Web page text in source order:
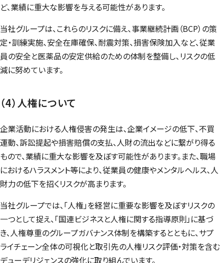
ど、業績に重大な影響を与える可能性があります。
当社グループは、これらのリスクに備え、事業継続計画（BCP）の策
定・訓練実施、安全在庫確保、耐震対策、損害保険加入など、従業
員の安全と医薬品の安定供給のための体制を整備し、リスクの低
減に努めています。
（4）人権について
企業活動における人権侵害の発生は、企業イメージの低下、不買
運動、訴訟提起や損害賠償の支払、人財の流出などに繋がり得る
もので、業績に重大な影響を及ぼす可能性があります。また、職場
におけるハラスメント等により、従業員の健康やメンタルヘルス、人
財力の低下を招くリスクが高まります。
当社グループでは、「人権」を経営に重要な影響を及ぼすリスクの
一つとして捉え、「国連ビジネスと人権に関する指導原則」に基づ
き、人権尊重のグループガバナンス体制を構築するとともに、サプ
ライチェーン全体の可視化と取引先の人権リスク評価・対策を含む
デューデリジェンスの強化に取り組んでいます。